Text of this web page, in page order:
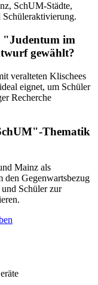
SchUM-Städte,
"Judentum im
gewählt?
veralteten Klischees
eignet, um Schüler
Recherche
Thematik
Mainz als
den Gegenwartsbezug
Schüler zur